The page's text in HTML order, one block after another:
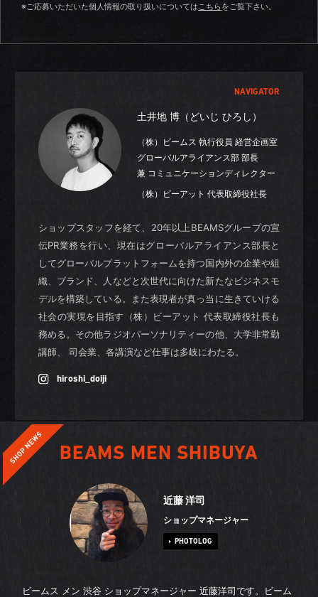
※ご応募いただいた個人情報の取り扱いについてはこちらをご覧下さい。
NAVIGATOR
土井地 博（どいじ ひろし）
（株）ビームス 執行役員 経営企画室
グローバルアライアンス部 部長
兼 コミュニケーションディレクター
（株）ビーアット 代表取締役社長
ショップスタッフを経て、20年以上BEAMSグループの宣
伝PR業務を行い、現在はグローバルアライアンス部長と
してグローバルプラットフォームを持つ国内外の企業や組
織、ブランド、人などと次世代に向けた新たなビジネスモ
デルを構築している。また表現者が真っ当に生きていける
社会の実現を目指す（株）ビーアット 代表取締役社長も
務める。その他ラジオパーソナリティーの他、大学非常勤
講師、 司会業、各講演など仕事は多岐にわたる。
hiroshi_doiji
BEAMS MEN SHIBUYA
近藤 洋司
ショップマネージャー
PHOTOLOG
ビームス メン 渋谷 ショップマネージャー 近藤洋司です。ビーム